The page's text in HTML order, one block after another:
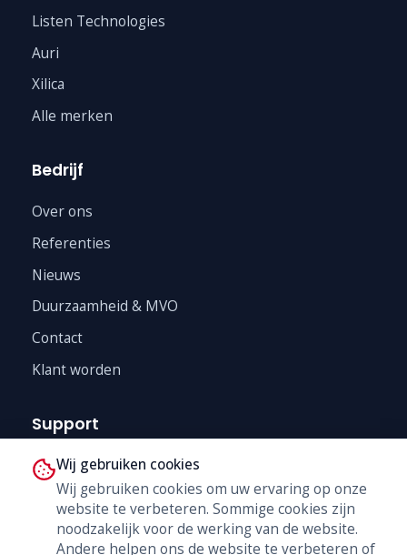
Listen Technologies
Auri
Xilica
Alle merken
Bedrijf
Over ons
Referenties
Nieuws
Duurzaamheid & MVO
Contact
Klant worden
Support
Technische Dienst
Trainingen
B2B Shop
Wij gebruiken cookies
Wij gebruiken cookies om uw ervaring op onze
website te verbeteren. Sommige cookies zijn
noodzakelijk voor de werking van de website.
Andere helpen ons de website te verbeteren of